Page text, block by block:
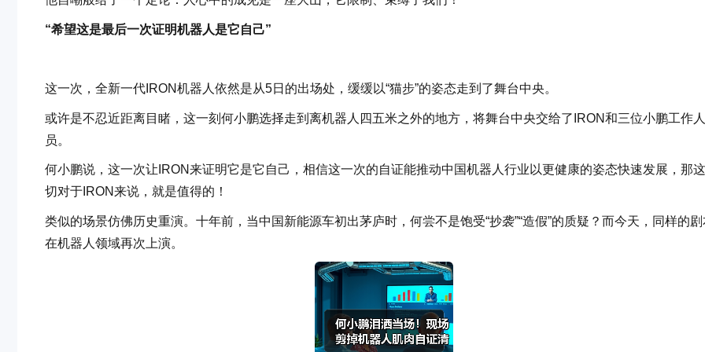
“希望这是最后一次证明机器人是它自己”
这一次，全新一代IRON机器人依然是从5日的出场处，缓缓以“猫步”的姿态走到了舞台中央。
或许是不忍近距离目睹，这一刻何小鹏选择走到离机器人四五米之外的地方，将舞台中央交给了IRON和三位小鹏工作人
员。
何小鹏说，这一次让IRON来证明它是它自己，相信这一次的自证能推动中国机器人行业以更健康的姿态快速发展，那
切对于IRON来说，就是值得的！
类似的场景仿佛历史重演。十年前，当中国新能源车初出茅庐时，何尝不是饱受“抄袭”“造假”的质疑？而今天，同样的
在机器人领域再次上演。